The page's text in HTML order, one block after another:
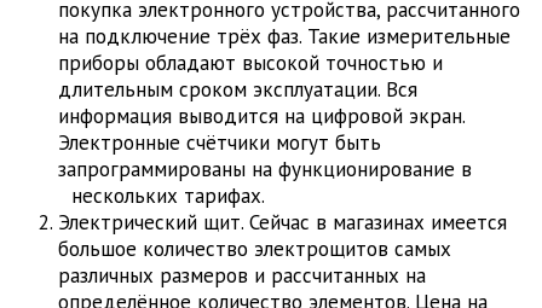
покупка электронного устройства, рассчитанного
на подключение трёх фаз. Такие измерительные
приборы обладают высокой точностью и
длительным сроком эксплуатации. Вся
информация выводится на цифровой экран.
Электронные счётчики могут быть
запрограммированы на функционирование в
нескольких тарифах.
Электрический щит. Сейчас в магазинах имеется
большое количество электрощитов самых
различных размеров и рассчитанных на
определённое количество элементов. Цена на